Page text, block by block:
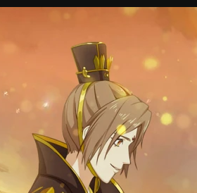
Политика конфиденциальности
Контакты